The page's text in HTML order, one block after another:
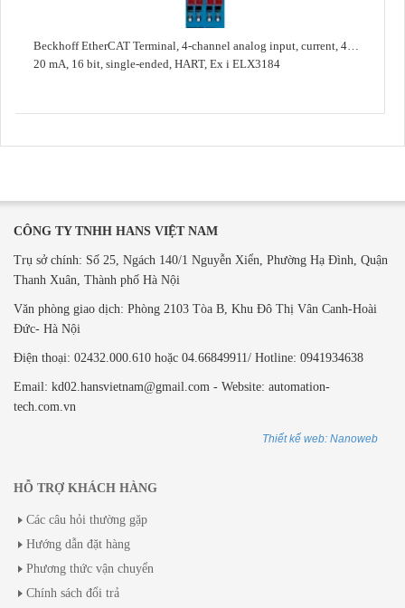
Beckhoff EtherCAT Terminal, 4-channel analog input, current, 4…
20 mA, 16 bit, single-ended, HART, Ex i ELX3184
CÔNG TY TNHH HANS VIỆT NAM
Trụ sở chính: Số 25, Ngách 140/1 Nguyễn Xiển, Phường Hạ Đình, Quận
Thanh Xuân, Thành phố Hà Nội
Văn phòng giao dịch: ​Phòng 2103 Tòa B, Khu Đô Thị Vân Canh-Hoài
Đức- Hà Nội
Điện thoại: 02432.000.610 hoặc 04.66849911/ Hotline: 0941934638
Email: kd02.hansvietnam@gmail.com - Website: automation-
tech.com.vn
Thiết kế web: Nanoweb
HỖ TRỢ KHÁCH HÀNG
Các câu hỏi thường gặp
Hướng dẫn đặt hàng
Phương thức vận chuyển
Chính sách đổi trả